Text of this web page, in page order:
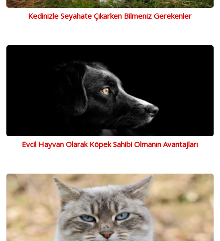
Kedinizle Seyahate Çıkarken Bilmeniz Gerekenler
Evcil Hayvan Olarak Köpek Sahibi Olmanın Avantajları